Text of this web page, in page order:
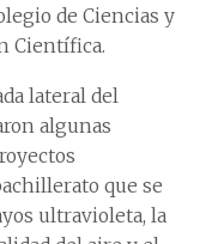
de Ciencias y
Científica.
lateral del
algunas
que se
ultravioleta, la